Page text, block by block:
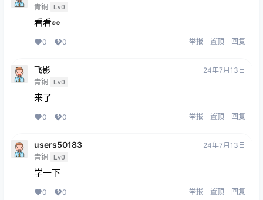
青铜 Lv0
看看👀
0 0 举报 置顶 回复
飞影
青铜 Lv0
24年7月13日
来了
0 0 举报 置顶 回复
users50183
青铜 Lv0
24年7月13日
学一下
0 0 举报 置顶 回复